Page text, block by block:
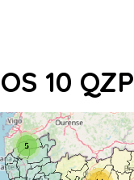
10 QZP